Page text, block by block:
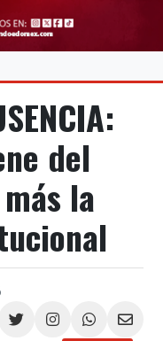
del
la